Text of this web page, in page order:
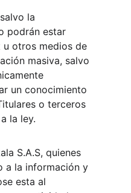
la
podrán estar
u otros medios de
masiva, salvo
un conocimiento
o terceros
la ley.
S.A.S, quienes
a la información y
esta al